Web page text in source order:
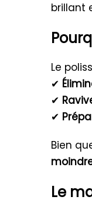
brillant
Le
✔
✔
✔
Bien
Le